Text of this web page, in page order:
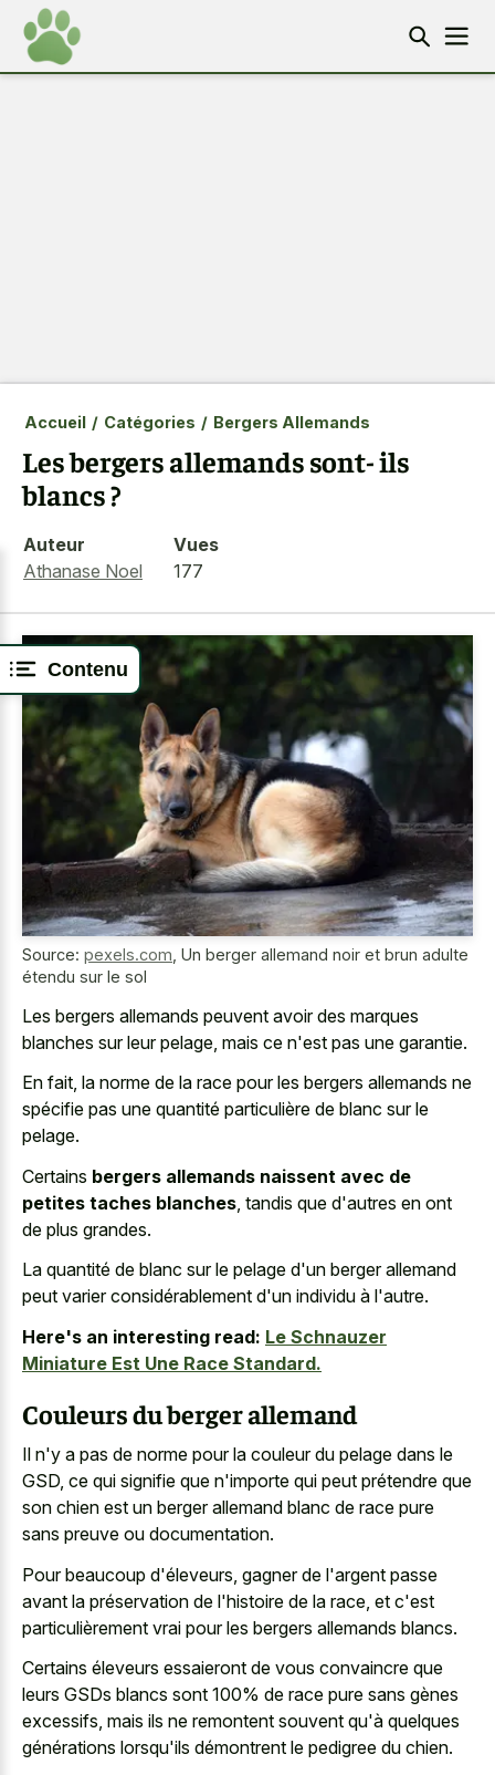
Contenu
Accueil / Catégories / Bergers Allemands
Les bergers allemands sont- ils
blancs ?
Auteur
Athanase Noel
Vues
177
Source: pexels.com Un berger allemand noir et brun adulte
étendu sur le sol
Les bergers allemands peuvent avoir des marques
blanches sur leur pelage, mais ce n'est pas une garantie.
En fait, la norme de la race pour les bergers allemands ne
spécifie pas une quantité particulière de blanc sur le
pelage.
Certains bergers allemands naissent avec de
petites taches blanches , tandis que d'autres en ont
de plus grandes.
La quantité de blanc sur le pelage d'un berger allemand
peut varier considérablement d'un individu à l'autre.
Here's an interesting read: Le Schnauzer
Miniature Est Une Race Standard.
Couleurs du berger allemand
Il n'y a pas de norme pour la couleur du pelage dans le
GSD, ce qui signifie que n'importe qui peut prétendre que
son chien est un berger allemand blanc de race pure
sans preuve ou documentation.
Pour beaucoup d'éleveurs, gagner de l'argent passe
avant la préservation de l'histoire de la race, et c'est
particulièrement vrai pour les bergers allemands blancs.
Certains éleveurs essaieront de vous convaincre que
leurs GSDs blancs sont 100% de race pure sans gènes
excessifs, mais ils ne remontent souvent qu'à quelques
générations lorsqu'ils démontrent le pedigree du chien.